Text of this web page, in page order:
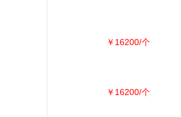
￥16200/个
￥16200/个